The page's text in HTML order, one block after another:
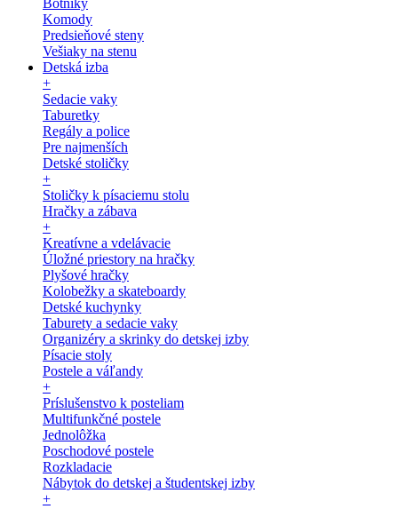
Botníky
Komody
Predsieňové steny
Vešiaky na stenu
Detská izba
+
Sedacie vaky
Taburetky
Regály a police
Pre najmenších
Detské stoličky
+
Stoličky k písaciemu stolu
Hračky a zábava
+
Kreatívne a vdelávacie
Úložné priestory na hračky
Plyšové hračky
Kolobežky a skateboardy
Detské kuchynky
Taburety a sedacie vaky
Organizéry a skrinky do detskej izby
Písacie stoly
Postele a váľandy
+
Príslušenstvo k posteliam
Multifunkčné postele
Jednolôžka
Poschodové postele
Rozkladacie
Nábytok do detskej a študentskej izby
+